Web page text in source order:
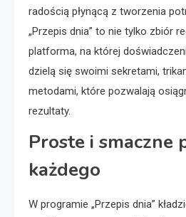
radością płynącą z tworzenia
„Przepis dnia” to nie tylko zbiór
platforma, na której
dzielą się swoimi sekretami,
metodami, które pozwalają
rezultaty.
Proste i smaczne
każdego
W programie „Przepis dnia”